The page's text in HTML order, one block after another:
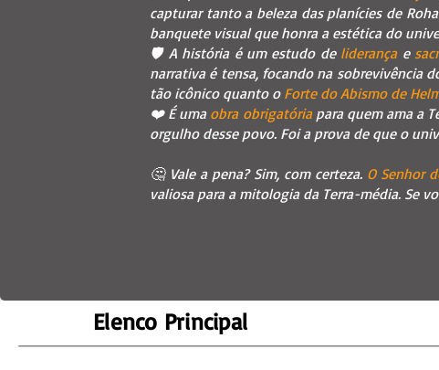
capturar tanto a beleza das planícies de
banquete visual que honra a estética do
🛡️ A história é um estudo de liderançae
narrativa é tensa, focando na sobrevivência
tão icônico quanto o Forte do Abismo de
❤️ É uma obra obrigatóriapara quem ama a
orgulho desse povo. Foi a prova de que o
🤔 Vale a pena? Sim, com certeza. O Senhor
valiosa para a mitologia da Terra-média. Se
Elenco Principal